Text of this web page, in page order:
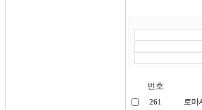
번호
261 로마